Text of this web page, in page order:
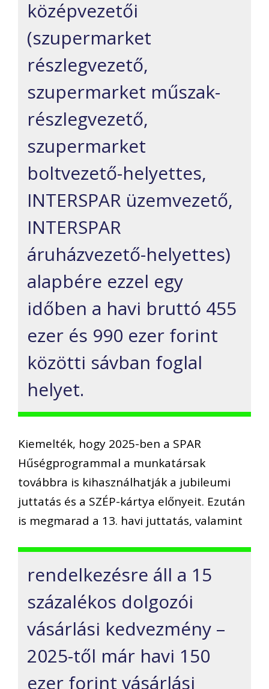
középvezetői
(szupermarket
részlegvezető,
szupermarket műszak-
részlegvezető,
szupermarket
boltvezető-helyettes,
INTERSPAR üzemvezető,
INTERSPAR
áruházvezető-helyettes)
alapbére ezzel egy
időben a havi bruttó 455
ezer és 990 ezer forint
közötti sávban foglal
helyet.
Kiemelték, hogy 2025-ben a SPAR
Hűségprogrammal a munkatársak
továbbra is kihasználhatják a jubileumi
juttatás és a SZÉP-kártya előnyeit. Ezután
is megmarad a 13. havi juttatás, valamint
rendelkezésre áll a 15
százalékos dolgozói
vásárlási kedvezmény –
2025-től már havi 150
ezer forint vásárlási